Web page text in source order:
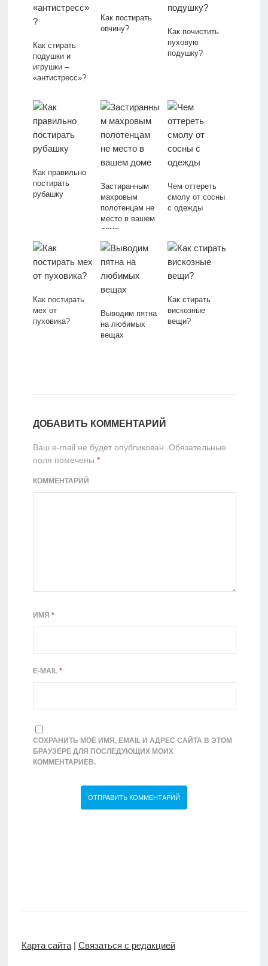
Как стирать
подушки и
игрушки –
«антистресс»?
Как постирать
овчину?
Как почистить
пуховую
подушку?
Как правильно
постирать
рубашку
Застиранным
махровым
полотенцам не
место в вашем
доме
Чем оттереть
смолу от сосны
с одежды
Как постирать
мех от
пуховика?
Выводим пятна
на любимых
вещах
Как стирать
вискозные
вещи?
ДОБАВИТЬ КОММЕНТАРИЙ
Ваш e-mail не будет опубликован. Обязательные
поля помечены *
КОММЕНТАРИЙ
ИМЯ *
E-MAIL *
СОХРАНИТЬ МОЁ ИМЯ, EMAIL И АДРЕС САЙТА В ЭТОМ
БРАУЗЕРЕ ДЛЯ ПОСЛЕДУЮЩИХ МОИХ
КОММЕНТАРИЕВ.
Карта сайта| Связаться с редакцией